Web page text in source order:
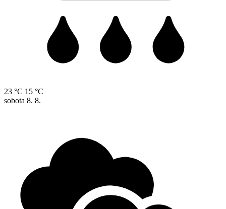
23 °C 15 °C
sobota 8. 8.